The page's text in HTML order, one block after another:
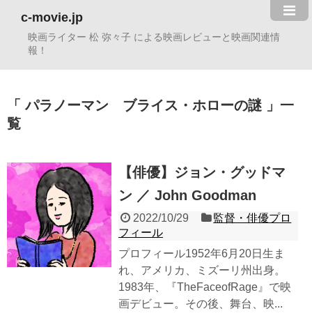
c-movie.jp
映画ライター 松 弥々子 による映画レビューと映画関連情
報！
パラノーマン ブライス・ホローの謎
一
覧
【俳優】ジョン・グッドマ
ン ／ John Goodman
2022/10/29
監督・俳優プロ
フィール
プロフィール1952年6月20日生ま
れ、アメリカ、ミズーリ州出身。
1983年、『TheFaceofRage』で映
画デビュー。その後、舞台、映...